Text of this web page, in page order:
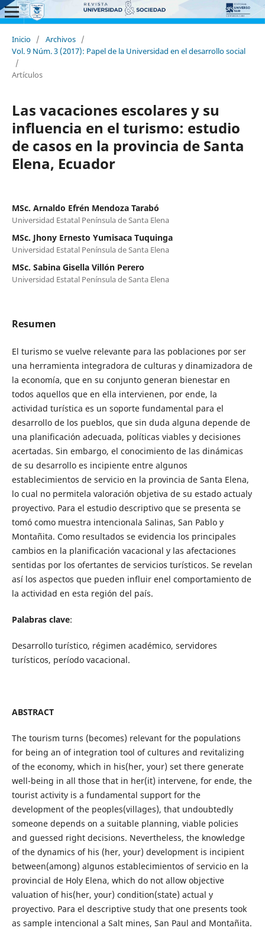
Inicio / Archivos /
Vol. 9 Núm. 3 (2017): Papel de la Universidad en el desarrollo social
/
Artículos
Las vacaciones escolares y su
influencia en el turismo: estudio
de casos en la provincia de Santa
Elena, Ecuador
MSc. Arnaldo Efrén Mendoza Tarabó
Universidad Estatal Península de Santa Elena
MSc. Jhony Ernesto Yumisaca Tuquinga
Universidad Estatal Península de Santa Elena
MSc. Sabina Gisella Villón Perero
Universidad Estatal Península de Santa Elena
Resumen
El turismo se vuelve relevante para las poblaciones por ser
una herramienta integradora de culturas y dinamizadora de
la economía, que en su conjunto generan bienestar en
todos aquellos que en ella intervienen, por ende, la
actividad turística es un soporte fundamental para el
desarrollo de los pueblos, que sin duda alguna depende de
una planificación adecuada, políticas viables y decisiones
acertadas. Sin embargo, el conocimiento de las dinámicas
de su desarrollo es incipiente entre algunos
establecimientos de servicio en la provincia de Santa Elena,
lo cual no permitela valoración objetiva de su estado actualy
proyectivo. Para el estudio descriptivo que se presenta se
tomó como muestra intencionala Salinas, San Pablo y
Montañita. Como resultados se evidencia los principales
cambios en la planificación vacacional y las afectaciones
sentidas por los ofertantes de servicios turísticos. Se revelan
así los aspectos que pueden influir enel comportamiento de
la actividad en esta región del país.
Palabras clave:
Desarrollo turístico, régimen académico, servidores
turísticos, período vacacional.
ABSTRACT
The tourism turns (becomes) relevant for the populations
for being an of integration tool of cultures and revitalizing
of the economy, which in his(her, your) set there generate
well-being in all those that in her(it) intervene, for ende, the
tourist activity is a fundamental support for the
development of the peoples(villages), that undoubtedly
someone depends on a suitable planning, viable policies
and guessed right decisions. Nevertheless, the knowledge
of the dynamics of his (her, your) development is incipient
between(among) algunos establecimientos of servicio en la
provincial de Holy Elena, which do not allow objective
valuation of his(her, your) condition(state) actual y
proyectivo. Para el descriptive study that one presents took
as sample intencional a Salt mines, San Paul and Montañita.